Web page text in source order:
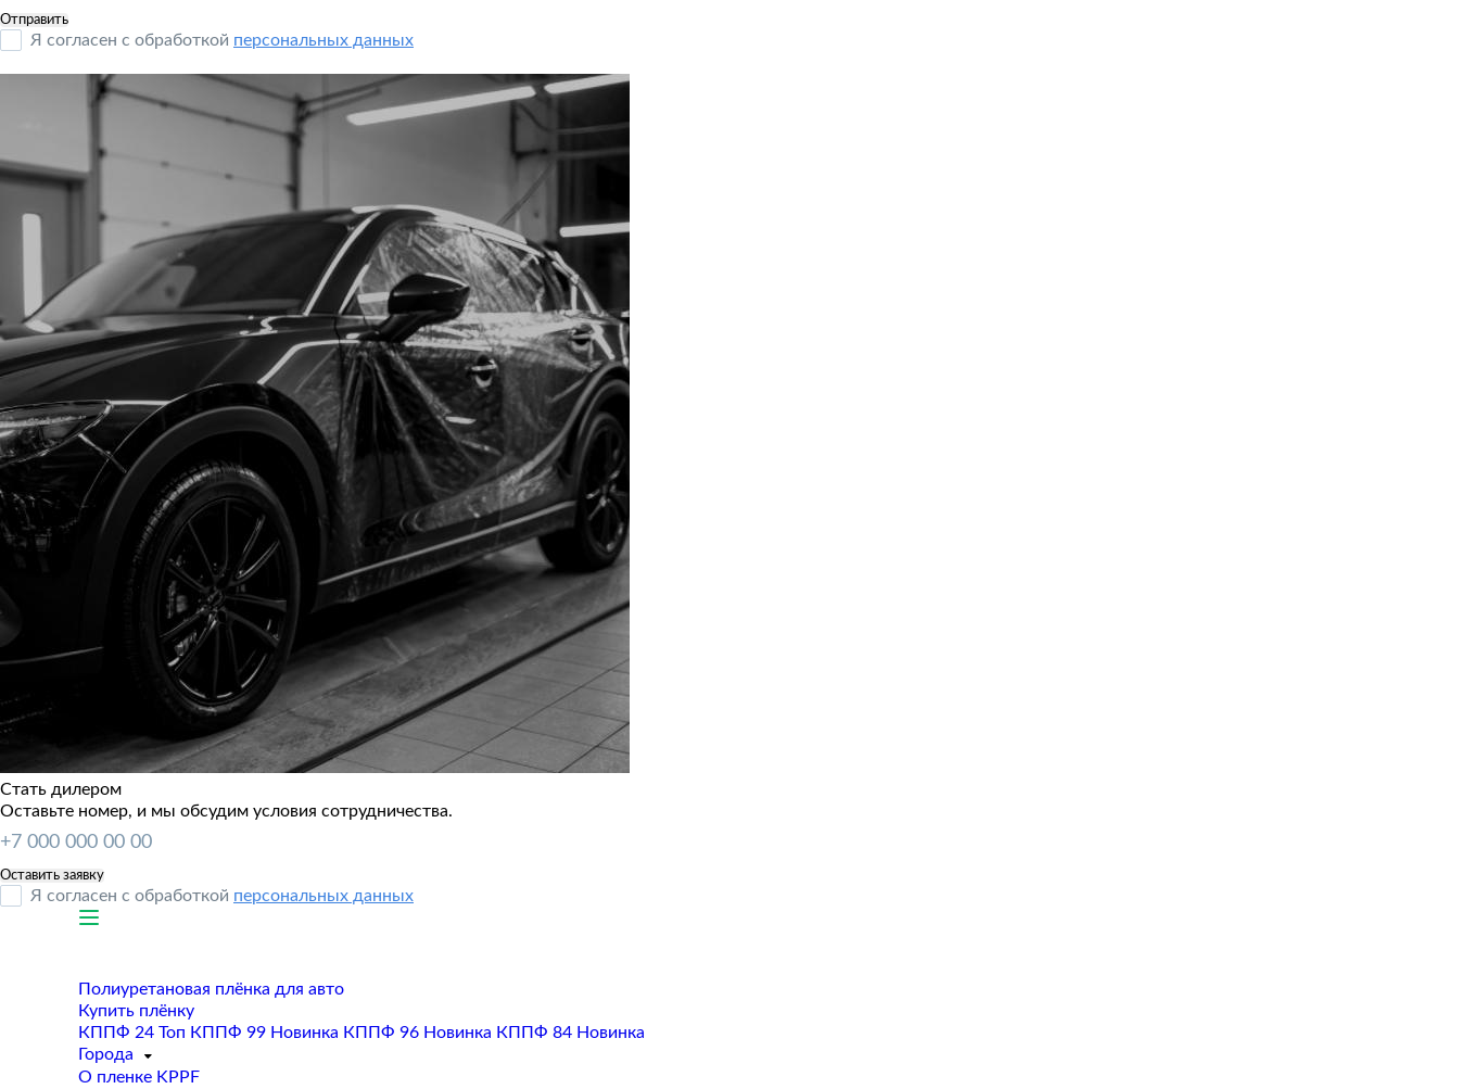
Я согласен с обработкой персональных данных
Стать дилером
Оставьте номер, и мы обсудим условия сотрудничества.
Я согласен с обработкой персональных данных
Полиуретановая плёнка для авто
Купить плёнку
КППФ 24 Топ КППФ 99 Новинка КППФ 96 Новинка КППФ 84 Новинка
Города
О пленке KPPF